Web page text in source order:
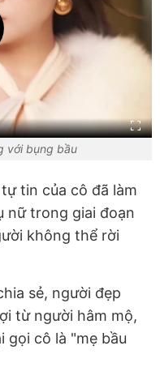
với bụng bầu
tin của cô đã làm
nữ trong giai đoạn
không thể rời
sẻ, người đẹp
từ người hâm mộ,
gọi cô là "mẹ bầu